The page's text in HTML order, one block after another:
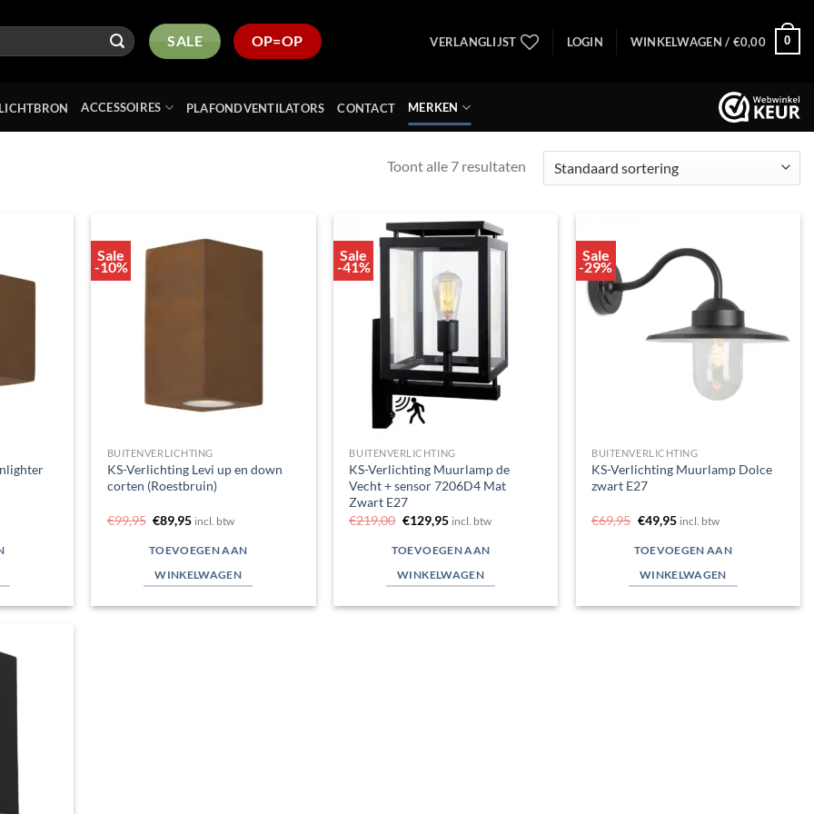
SALE OP=OP VERLANGLIJST LOGIN WINKELWAGEN / €0,00 0
LICHTBRON ACCESSOIRES PLAFONDVENTILATORS CONTACT MERKEN
Toont alle 7 resultaten
verlanglijst
Sale
-10%
BUITENVERLICHTING
KS-Verlichting Levi up en down
corten (Roestbruin)
€99,95 Oorspronkelijke
prijs
was:
€99,95.
€89,95Huidige
is:
€89,95.
incl. btw
TOEVOEGEN AAN
WINKELWAGEN
Sale
-41%
BUITENVERLICHTING
KS-Verlichting Muurlamp de
Vecht + sensor 7206D4 Mat
Zwart E27
€219,00 Oorspronkelijke
was:
€219,00.
€129,95Huidige
is:
€129,95.
incl. btw
TOEVOEGEN AAN
WINKELWAGEN
Sale
-29%
BUITENVERLICHTING
KS-Verlichting Muurlamp Dolce
zwart E27
€69,95 Oorspronkelijke
prijs
was:
€69,95.
€49,95Huidige
is:
€49,95.
incl. btw
TOEVOEGEN AAN
WINKELWAGEN